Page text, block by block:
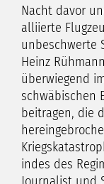
Nacht davor
alliierte
unbeschwerte
Heinz
überwiegend
schwäbischen
beitragen, die
indes des